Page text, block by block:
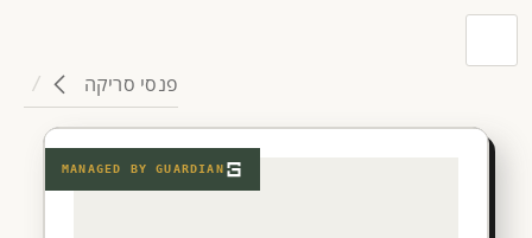
פנסי סריקה
MANAGED BYGUARDIAN